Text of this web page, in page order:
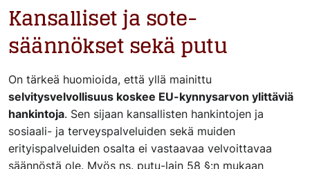
Kansalliset ja sote-
säännökset sekä putu
On tärkeä huomioida, että yllä mainittu
selvitysvelvollisuus koskee EU-kynnysarvon ylittäviä
hankintoja. Sen sijaan kansallisten hankintojen ja
sosiaali- ja terveyspalveluiden sekä muiden
erityispalveluiden osalta ei vastaavaa velvoittavaa
säännöstä ole. Myös ns. putu-lain 58 §:n mukaan